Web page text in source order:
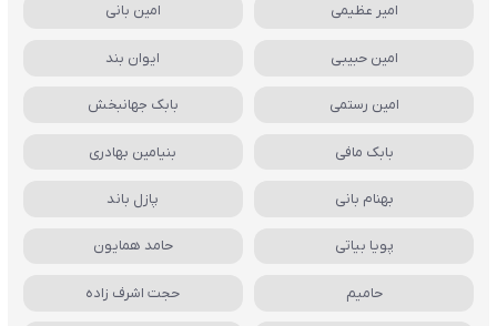
امیر عظیمی امین بانی
امین حبیبی ایوان بند
امین رستمی بابک جهانبخش
بابک مافی بنیامین بهادری
بهنام بانی پازل باند
پویا بیاتی حامد همایون
حامیم حجت اشرف زاده